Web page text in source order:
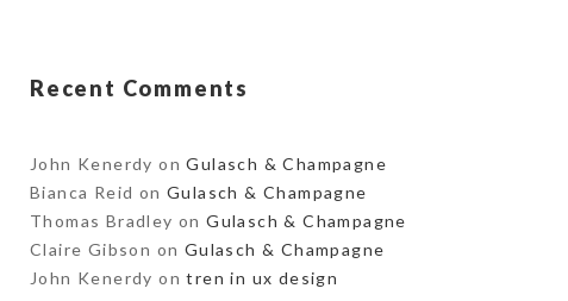
Recent Comments
John Kenerdy onGulasch & Champagne
Bianca Reid onGulasch & Champagne
Thomas Bradley onGulasch & Champagne
Claire Gibson on Gulasch & Champagne
John Kenerdy ontren in ux design